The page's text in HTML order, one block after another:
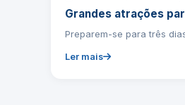
Grandes atrações
Preparem-se para três
Ler mais